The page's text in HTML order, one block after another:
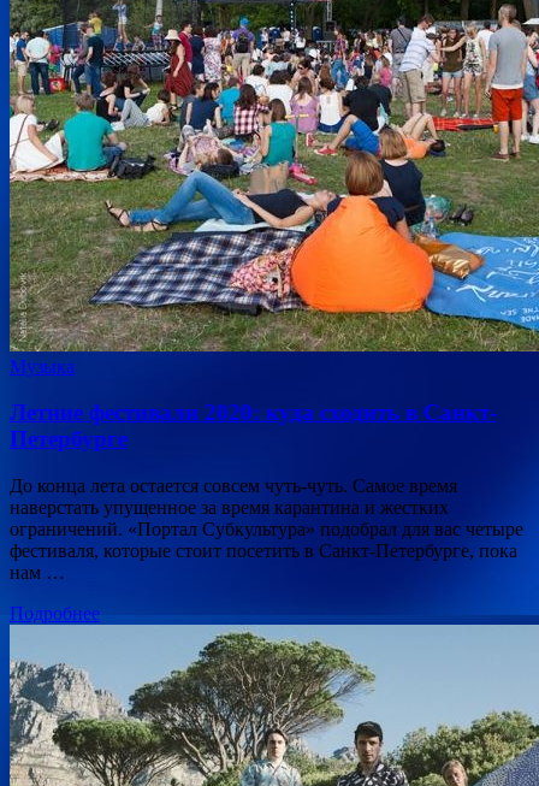
Музыка
Летние фестивали 2020: куда сходить в Санкт-
Петербурге
До конца лета остается совсем чуть-чуть. Самое время
наверстать упущенное за время карантина и жестких
ограничений. «Портал Субкультура» подобрал для вас четыре
фестиваля, которые стоит посетить в Санкт-Петербурге, пока
нам …
Подробнее